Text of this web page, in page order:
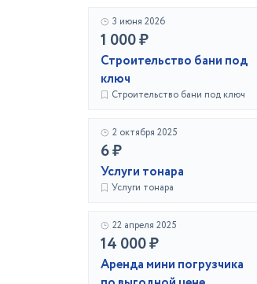
3 июня 2026
1 000 ₽
Строительство бани под
ключ
Строительство бани под ключ
2 октября 2025
6 ₽
Услуги тонара
Услуги тонара
22 апреля 2025
14 000 ₽
Аренда мини погрузчика